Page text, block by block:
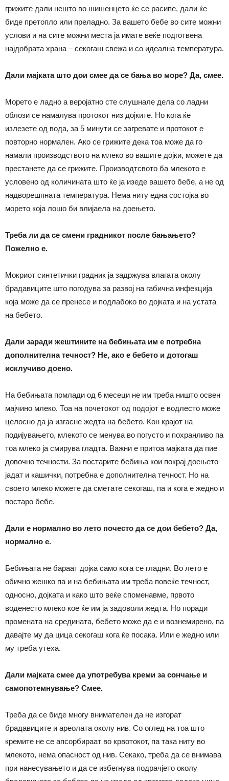
грижите дали нешто во шишенцето ќе се расипе, дали ќе
биде претопло или преладно. За вашето бебе во сите можни
услови и на сите можни места ја имате веќе подготвена
најдобрата храна – секогаш свежа и со идеална температура.
Дали мајката што дои смее да се бања во море? Да, смее.
Морето е ладно а веројатно сте слушнале дела со ладни
облози се намалува протокот низ дојките. Но кога ќе
излезете од вода, за 5 минути се загревате и протокот е
повторно нормален. Ако се грижите дека тоа може да го
намали производството на млеко во вашите дојки, можете да
престанете да се грижите. Производтсвото ба млекото е
условено од количината што ќе ја изеде вашето бебе, а не од
надворешпната температура. Нема ниту една состојка во
морето која лошо би влијаела на доењето.
Треба ли да се смени градникот после бањањето?
Пожелно е.
Мокриот синтетички градник ја задржува влагата околу
брадавиците што погодува за развој на габична инфекција
која може да се пренесе и подлабоко во дојката и на устата
на бебето.
Дали заради жештините на бебињата им е потребна
дополнителна течност? Не, ако е бебето и дотогаш
исклучиво доено.
На бебињата помлади од 6 месеци не им треба ништо освен
мајчино млеко. Тоа на почетокот од подојот е водлесто може
целосно да ја изгасне жедта на бебето. Кон крајот на
подијувањето, млекото се менува во погусто и похранливо па
тоа млеко ја смирува гладта. Важни е притоа мајката да пие
довочно течности. За постарите бебиња кои покрај доењето
јадат и кашички, потребна е дополнителна течност. Но на
своето млеко можете да сметате секогаш, па и кога е жедно и
постаро бебе.
Дали е нормално во лето почесто да се дои бебето? Да,
нормално е.
Бебињата не бараат дојка само кога се гладни. Во лето е
обично жешко па и на бебињата им треба повеќе течност,
односно, дојката и како што веќе споменавме, првото
воденесто млеко кое ќе им ја задоволи жедта. Но поради
промената на средината, бебето може да е и вознемирено, па
давајте му да цица секогаш кога ќе посака. Или е жедно или
му треба утеха.
Дали мајката смее да употребува креми за сончање и
самопотемнување? Смее.
Треба да се биде многу внимателен да не изгорат
брадавиците и ареолата околу нив. Со оглед на тоа што
кремите не се апсорбираат во крвотокот, па така ниту во
млекото, нема опасност од нив. Секако, треба да се внимава
при нанесувањето и да се избегнува подрачјето околу